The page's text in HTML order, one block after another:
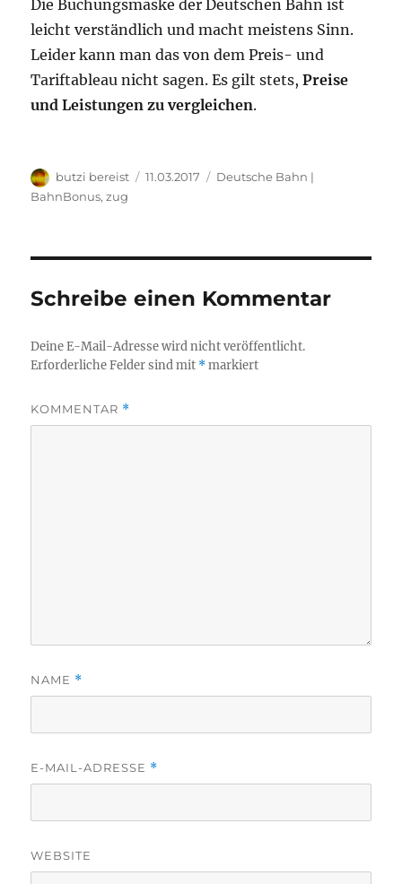
Die Buchungsmaske der Deutschen Bahn ist
leicht verständlich und macht meistens Sinn.
Leider kann man das von dem Preis- und
Tariftableau nicht sagen. Es gilt stets,Preise
und Leistungen zu vergleichen.
Autor
butzi bereist
Veröffentlicht
11.03.2017 Kategorien
Deutsche Bahn |
BahnBonus,zug
Schreibe einen Kommentar
Deine E-Mail-Adresse wird nicht veröffentlicht.
Erforderliche Felder sind mit *markiert
KOMMENTAR *
NAME *
E-MAIL-ADRESSE *
WEBSITE